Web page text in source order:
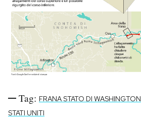
Tag: FRANA STATO DI WASHINGTON
STATI UNITI